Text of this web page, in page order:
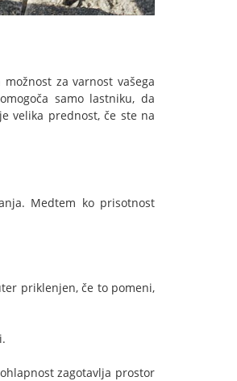
za varnost vašega
samo lastniku, da
velika prednost, če ste na
Medtem ko prisotnost
priklenjen, če to pomeni,
zagotavlja prostor